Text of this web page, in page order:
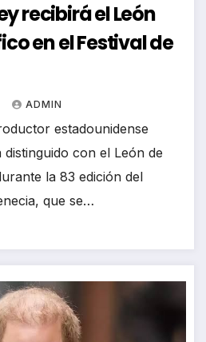
recibirá el León
en el Festival de
ADMIN
estadounidense
con el León de
la 83 edición del
que se…